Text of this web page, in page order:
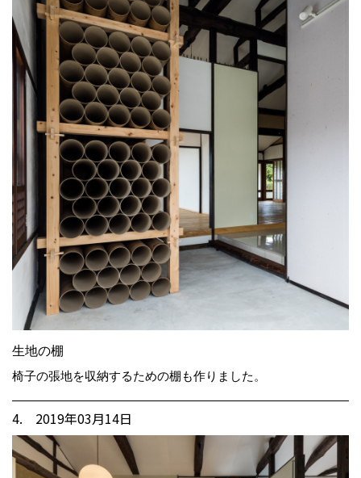
生地の棚
椅子の張地を収納するための棚も作りました。
4. 2019年03月14日